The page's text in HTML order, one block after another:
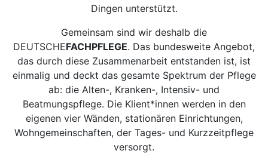
Dingen unterstützt.
Gemeinsam sind wir deshalb die
DEUTSCHEFACHPFLEGE. Das bundesweite Angebot,
das durch diese Zusammenarbeit entstanden ist, ist
einmalig und deckt das gesamte Spektrum der Pflege
ab: die Alten-, Kranken-, Intensiv- und
Beatmungspflege. Die Klient*innen werden in den
eigenen vier Wänden, stationären Einrichtungen,
Wohngemeinschaften, der Tages- und Kurzzeitpflege
versorgt.